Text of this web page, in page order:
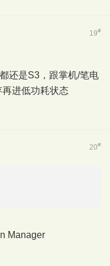
19#
还是S3，跟掌机/笔电
进低功耗状态
20#
Manager